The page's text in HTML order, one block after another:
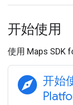
开始使用
使用 Maps SDK
explore 开始